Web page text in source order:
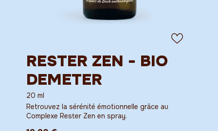
RESTER ZEN - BIO
DEMETER
20 ml
Retrouvez la sérénité émotionnelle grâce au
Complexe Rester Zen en spray.